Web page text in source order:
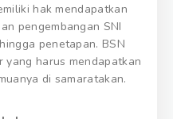
hak mendapatkan
pengembangan SNI
penetapan. BSN
yang harus mendapatkan
di samaratakan.